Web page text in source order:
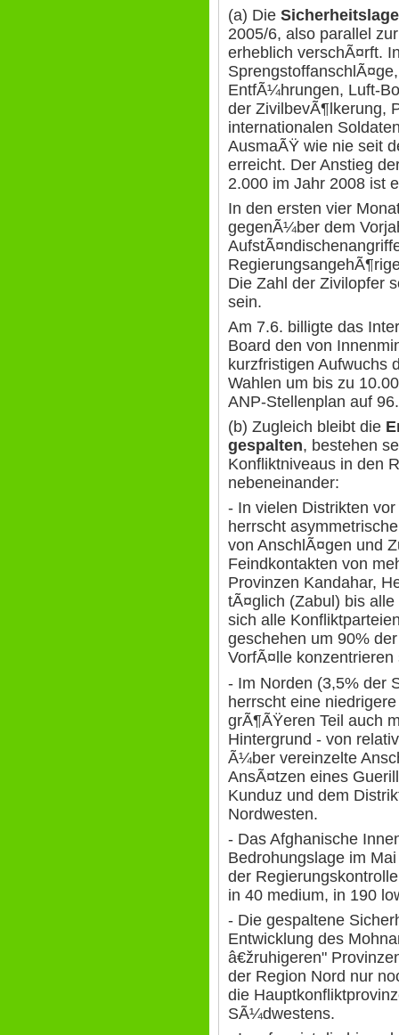
(a) Die Sicherheitslage
2005/6, also parallel
erheblich verschÃ¤rft.
EntfÃ¼hrungen, Luft-
der ZivilbevÃ¶lkerung,
internationalen
AusmaÃŸ wie nie seit
erreicht. Der Anstieg
2.000 im Jahr 2008 ist
In den ersten vier
gegenÃ¼ber dem
Die Zahl der Zivilopfer
sein.
Am 7.6. billigte das
Board den von
kurzfristigen Aufwuchs
Wahlen um bis zu
ANP-Stellenplan auf
(b) Zugleich bleibt die
gespalten, bestehen
Konfliktniveaus in den
nebeneinander:
- In vielen Distrikten
herrscht
von AnschlÃ¤gen und
Feindkontakten von
Provinzen Kandahar,
tÃ¤glich (Zabul) bis
sich alle
geschehen um 90%
VorfÃ¤lle
- Im Norden (3,5% der
herrscht eine
grÃ¶ÃŸeren Teil auch
Hintergrund - von
Ã¼ber vereinzelte
AnsÃ¤tzen eines
Kunduz und dem
Nordwesten.
- Das Afghanische
Bedrohungslage im
der
in 40 medium, in 190
- Die gespaltene
Entwicklung des
â€žruhigeren"
der Region Nord nur
die
SÃ¼dwestens.